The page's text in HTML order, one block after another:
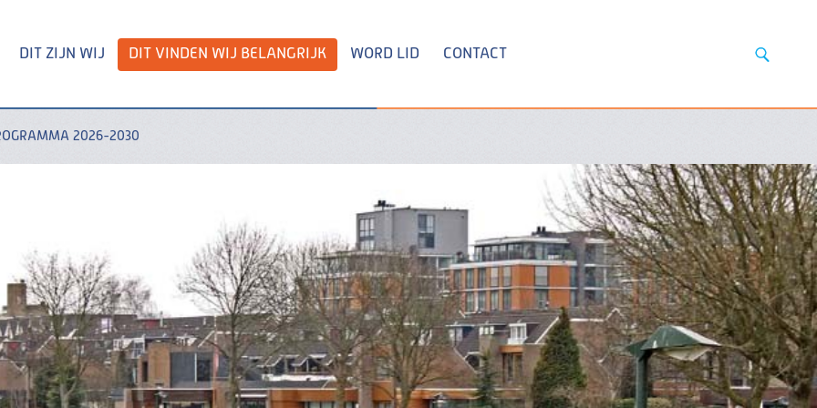
DIT ZIJN WIJ DIT VINDEN WIJ BELANGRIJK WORD LID CONTACT
Zoeken
2026-2030